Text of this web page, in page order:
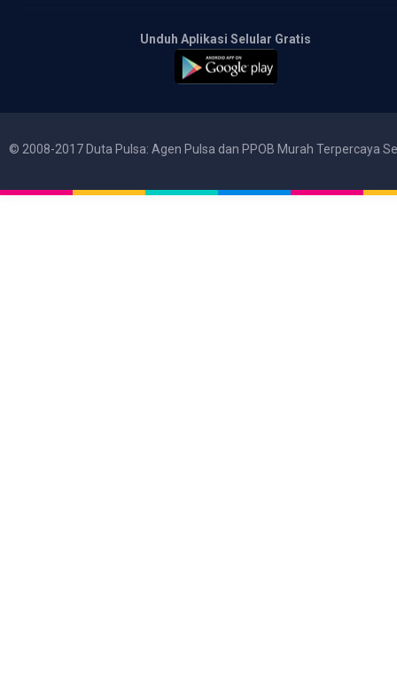
Unduh Aplikasi Selular Gratis
© 2008-2017 Duta Pulsa: Agen Pulsa dan PPOB Murah Terpercaya